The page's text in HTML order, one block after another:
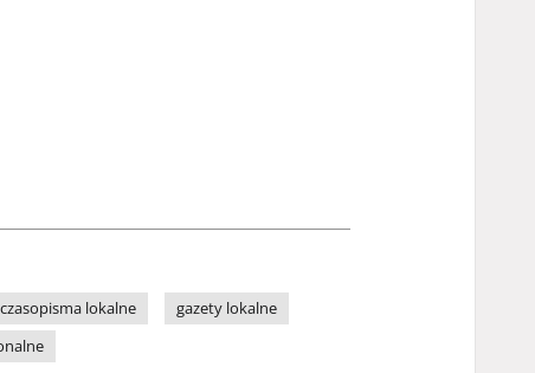
czasopisma lokalne
gazety lokalne